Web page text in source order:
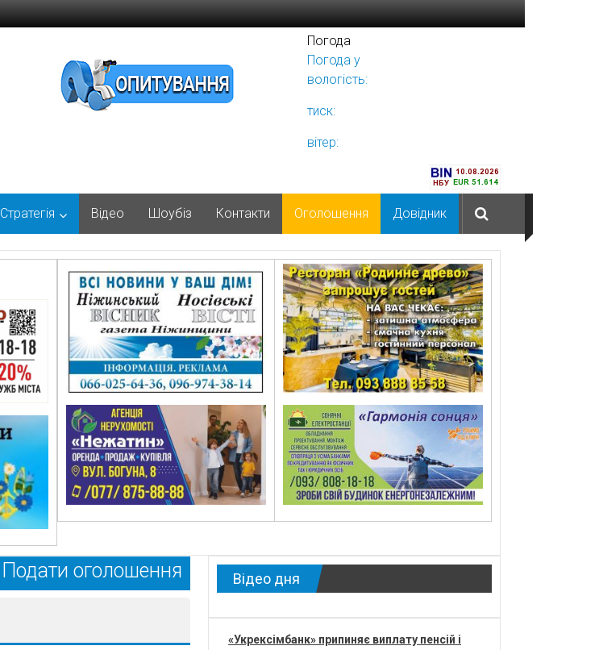
Погода
Погода у
вологість:
тиск:
вітер:
Стратегія Відео Шоубіз Контакти Оголошення Довідник
Подати оголошення Відео дня
«Укрексімбанк» припиняє виплату пенсій і